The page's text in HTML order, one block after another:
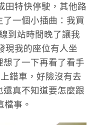
田特快停駛，其他路
一個小插曲：我買
到站時間晚了讓我
現我的座位有人坐
了一下再看了看手
錯車，好險沒有去
真不知道要怎麼跟
檔事。